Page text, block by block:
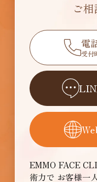
ご
電
受付
EMMO FACE
術力で お客様一